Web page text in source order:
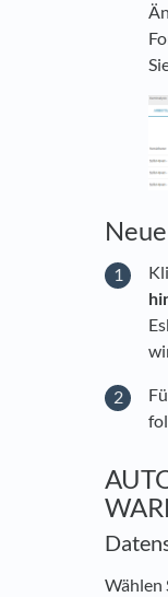
Wählen